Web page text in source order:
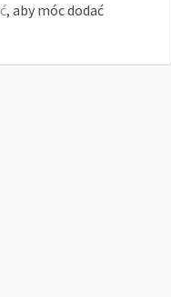
, aby móc dodać